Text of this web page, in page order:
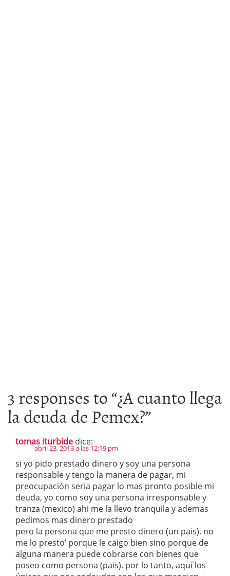
3 responses to “¿A cuanto llega
la deuda de Pemex?”
tomas iturbide dice:
abril 23, 2013 a las 12:19 pm
si yo pido prestado dinero y soy una persona
responsable y tengo la manera de pagar, mi
preocupación seria pagar lo mas pronto posible mi
deuda, yo como soy una persona irresponsable y
tranza (mexico) ahi me la llevo tranquila y ademas
pedimos mas dinero prestado
pero la persona que me presto dinero (un pais). no
me lo presto’ porque le caigo bien sino porque de
alguna manera puede cobrarse con bienes que
poseo como persona (pais). por lo tanto, aquí los